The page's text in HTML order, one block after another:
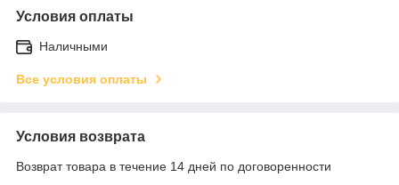
Условия оплаты
Наличными
Все условия оплаты
Условия возврата
Возврат товара в течение 14 дней по договоренности